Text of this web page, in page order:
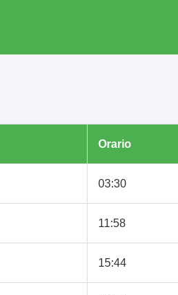
Orario
03:30
11:58
15:44